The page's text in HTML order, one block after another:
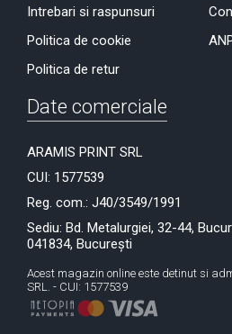
Intrebari si raspunsuri
Politica de cookie
Politica de retur
Date comerciale
ARAMIS PRINT SRL
CUI: 1577539
Reg. com.: J40/3549/1991
Sediu: Bd. Metalurgiei, 32-44,
041834, București
Acest magazin online este detinut si
SRL. - CUI: 1577539